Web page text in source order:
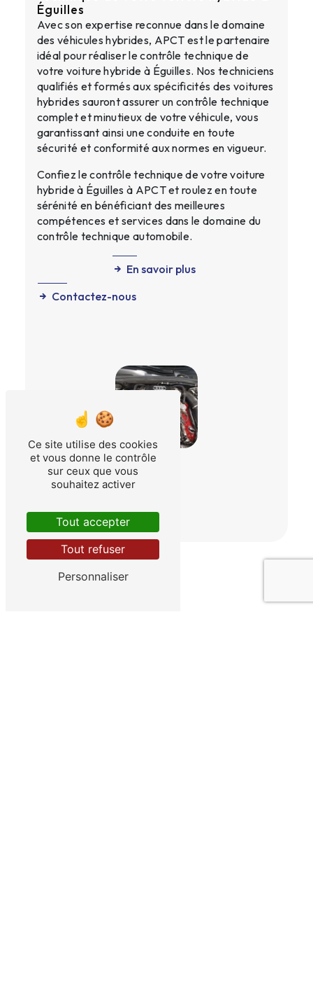
Éguilles
Avec son expertise reconnue dans le domaine
des véhicules hybrides, APCT est le partenaire
idéal pour réaliser le contrôle technique de
votre voiture hybride à Éguilles. Nos techniciens
qualifiés et formés aux spécificités des voitures
hybrides sauront assurer un contrôle technique
complet et minutieux de votre véhicule, vous
garantissant ainsi une conduite en toute
sécurité et conformité aux normes en vigueur.
Confiez le contrôle technique de votre voiture
hybride à Éguilles à APCT et roulez en toute
sérénité en bénéficiant des meilleures
compétences et services dans le domaine du
contrôle technique automobile.
En savoir plus
Contactez-nous
Ce site utilise des cookies
et vous donne le contrôle
sur ceux que vous
souhaitez activer
Tout accepter
Tout refuser
Personnaliser